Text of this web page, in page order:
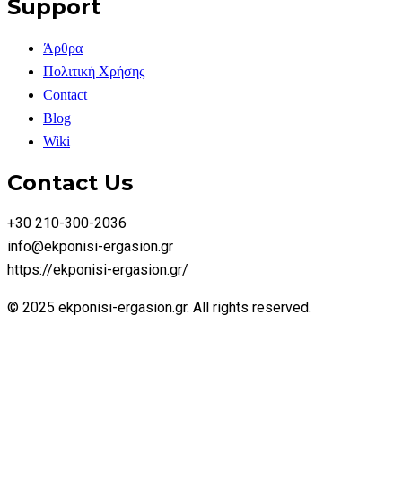
Support
Άρθρα
Πολιτική Χρήσης
Contact
Blog
Wiki
Contact Us
+30 210-300-2036
info@ekponisi-ergasion.gr
https://ekponisi-ergasion.gr/
© 2025 ekponisi-ergasion.gr. All rights reserved.